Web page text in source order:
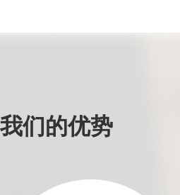
我们的优势